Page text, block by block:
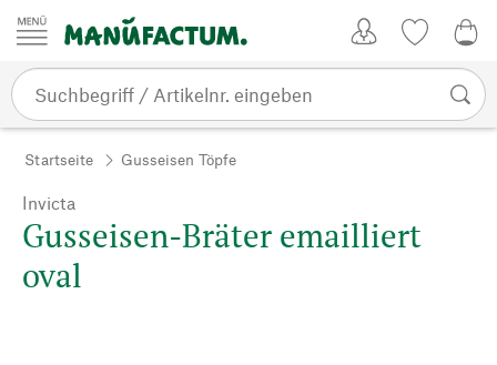
Zum Inhalt springen
Startseite Gusseisen Töpfe
Invicta
Gusseisen-Bräter emailliert
oval